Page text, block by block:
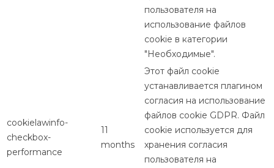
пользователя на
использование файлов
cookie в категории
"Необходимые".
cookielawinfo-
checkbox-
performance
11
months
Этот файл cookie
устанавливается плагином
согласия на использование
файлов cookie GDPR. Файл
cookie используется для
хранения согласия
пользователя на